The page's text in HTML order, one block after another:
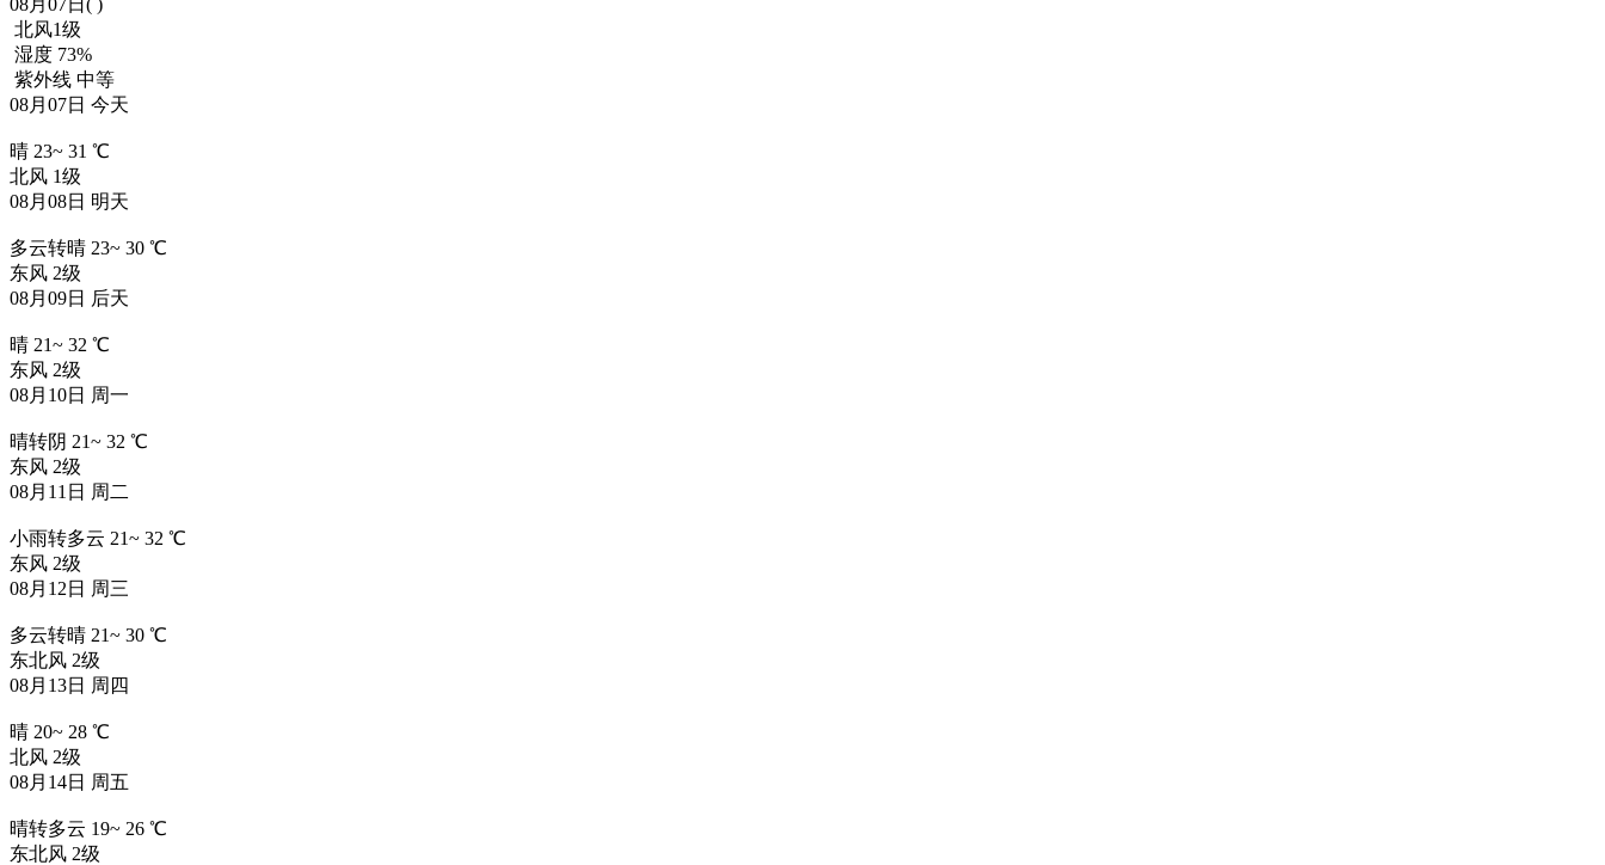
北风1级
湿度 73%
紫外线 中等
08月07日 今天
晴 23~ 31 ℃
北风 1级
08月08日 明天
多云转晴 23~ 30 ℃
东风 2级
08月09日 后天
晴 21~ 32 ℃
东风 2级
08月10日 周一
晴转阴 21~ 32 ℃
东风 2级
08月11日 周二
小雨转多云 21~ 32 ℃
东风 2级
08月12日 周三
多云转晴 21~ 30 ℃
东北风 2级
08月13日 周四
晴 20~ 28 ℃
北风 2级
08月14日 周五
晴转多云 19~ 26 ℃
东北风 2级